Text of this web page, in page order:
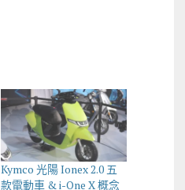
Kymco 光陽 Ionex 2.0 五
款電動車 & i-One X 概念